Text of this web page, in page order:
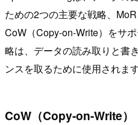
ための2つの主要な戦略、
CoW（Copy-on-Write）をサ
略は、データの読み取りと書
ンスを取るために使用されます
CoW（Copy-on-Write）